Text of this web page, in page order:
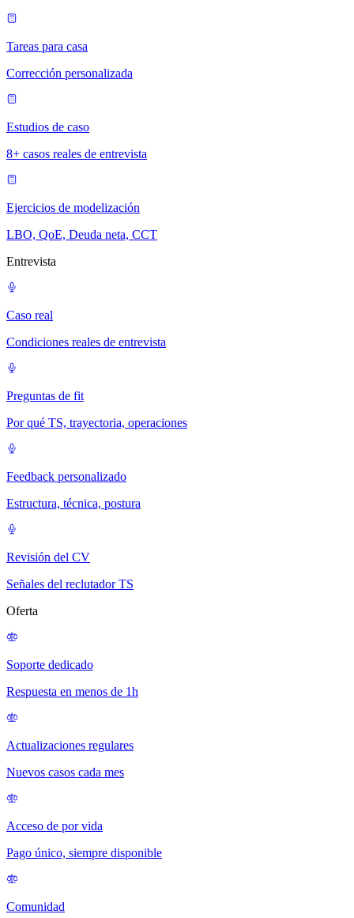
Tareas para casa
Corrección personalizada
Estudios de caso
8+ casos reales de entrevista
Ejercicios de modelización
LBO, QoE, Deuda neta, CCT
Entrevista
Caso real
Condiciones reales de entrevista
Preguntas de fit
Por qué TS, trayectoria, operaciones
Feedback personalizado
Estructura, técnica, postura
Revisión del CV
Señales del reclutador TS
Oferta
Soporte dedicado
Respuesta en menos de 1h
Actualizaciones regulares
Nuevos casos cada mes
Acceso de por vida
Pago único, siempre disponible
Comunidad